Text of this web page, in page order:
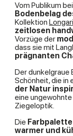
Vom Publikum
Bodenbelag
Kollektion
zeitlosen
Vorzüge der
dass sie mit
prägnanten
Der
Schönheit, die in
der Natur
eine
Ziegeloptik.
Die Farbpalette
warmer und